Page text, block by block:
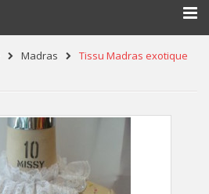
Madras
Tissu Madras exotique